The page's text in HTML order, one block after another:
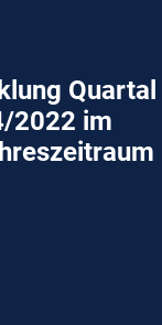
Quartal
2022 im